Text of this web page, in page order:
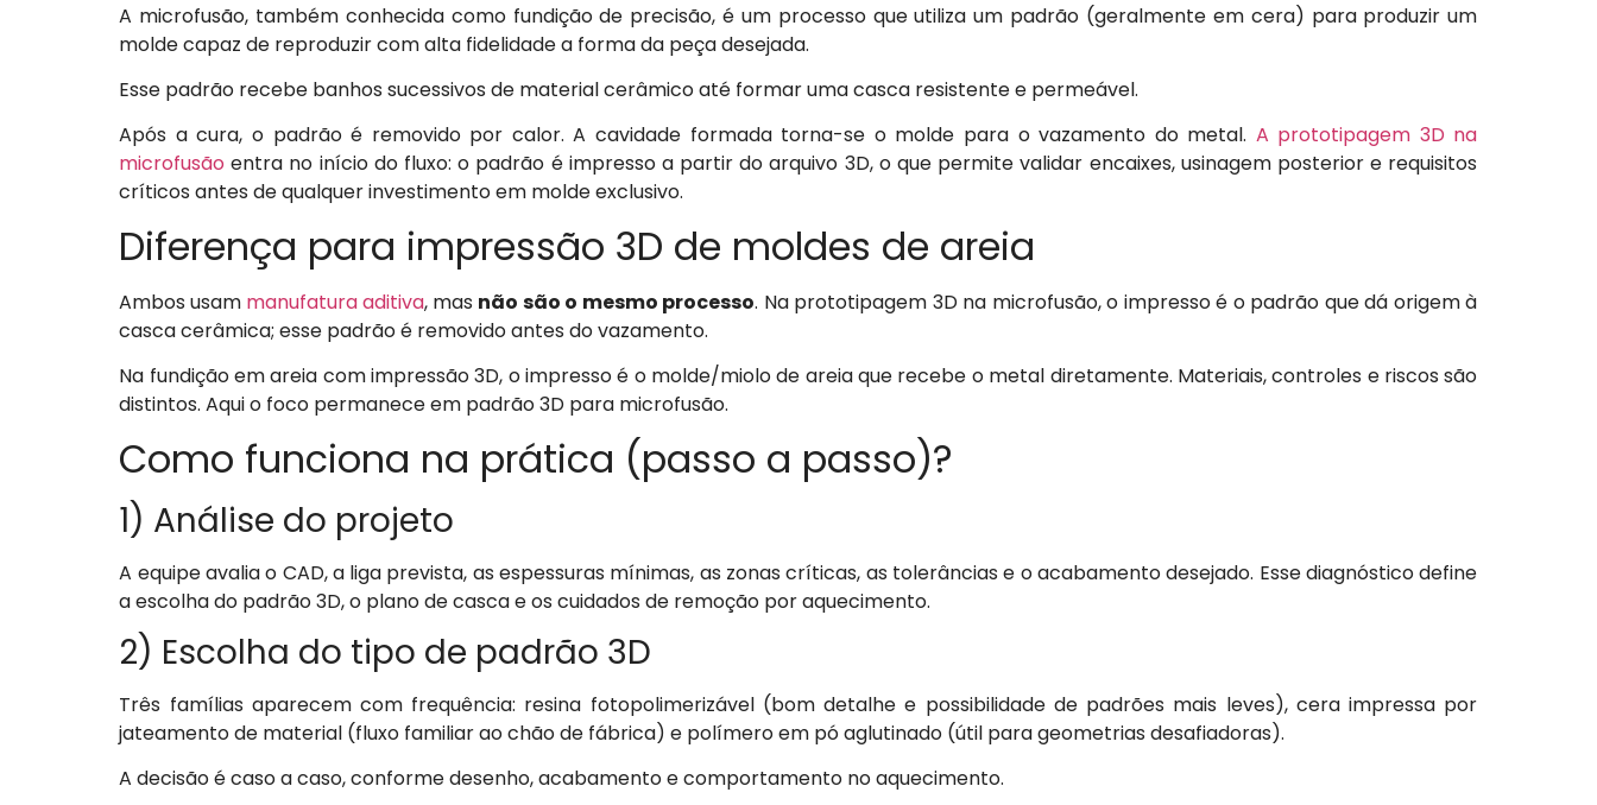
A microfusão, também conhecida como fundição de precisão, é um processo que utiliza um padrão (geralmente em cera) para produzir um
molde capaz de reproduzir com alta fidelidade a forma da peça desejada.
Esse padrão recebe banhos sucessivos de material cerâmico até formar uma casca resistente e permeável.
Após a cura, o padrão é removido por calor. A cavidade formada torna-se o molde para o vazamento do metal. A prototipagem 3D na
microfusãoentra no início do fluxo: o padrão é impresso a partir do arquivo 3D, o que permite validar encaixes, usinagem posterior e requisitos
críticos antes de qualquer investimento em molde exclusivo.
Diferença para impressão 3D de moldes de areia
Ambos usam manufatura aditiva, mas não são o mesmo processo. Na prototipagem 3D na microfusão, o impresso é o padrão que dá origem à
casca cerâmica; esse padrão é removido antes do vazamento.
Na fundição em areia com impressão 3D, o impresso é o molde/miolo de areia que recebe o metal diretamente. Materiais, controles e riscos são
distintos. Aqui o foco permanece em padrão 3D para microfusão.
Como funciona na prática (passo a passo)?
1) Análise do projeto
A equipe avalia o CAD, a liga prevista, as espessuras mínimas, as zonas críticas, as tolerâncias e o acabamento desejado. Esse diagnóstico define
a escolha do padrão 3D, o plano de casca e os cuidados de remoção por aquecimento.
2) Escolha do tipo de padrão 3D
Três famílias aparecem com frequência: resina fotopolimerizável (bom detalhe e possibilidade de padrões mais leves), cera impressa por
jateamento de material (fluxo familiar ao chão de fábrica) e polímero em pó aglutinado (útil para geometrias desafiadoras).
A decisão é caso a caso, conforme desenho, acabamento e comportamento no aquecimento.